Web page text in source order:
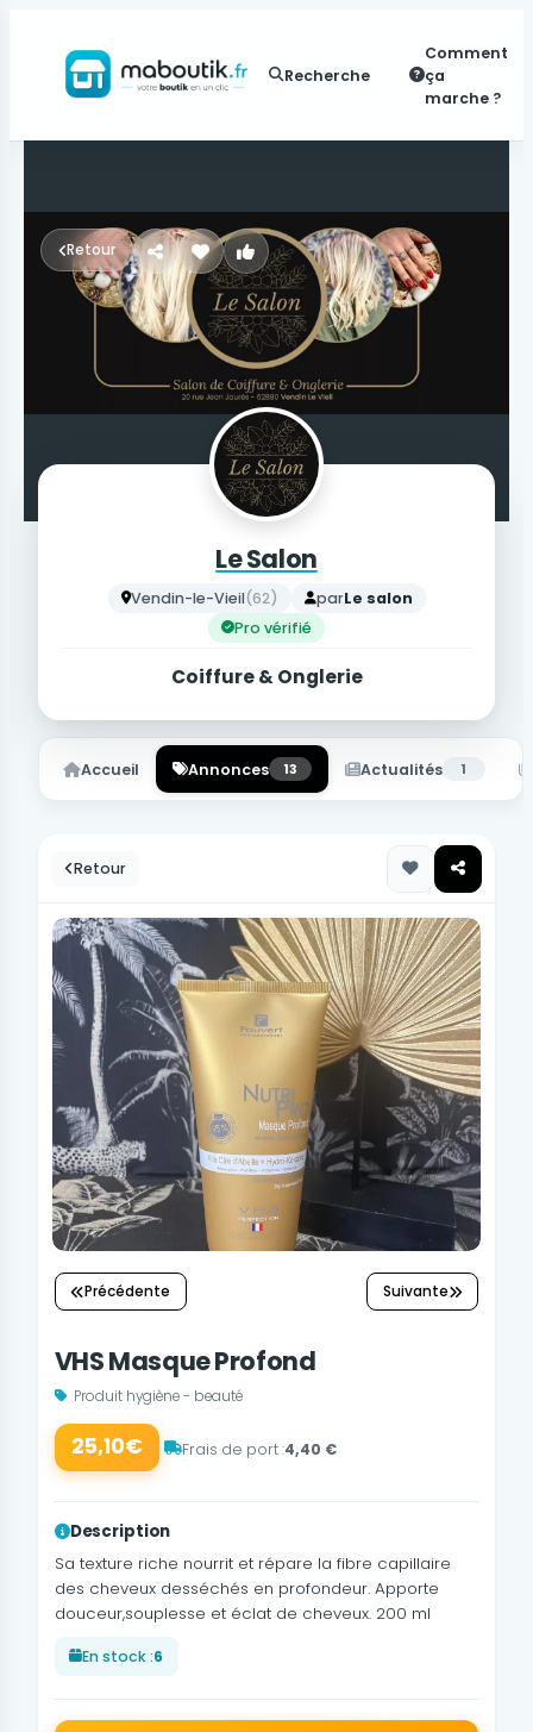
Recherche
Comment
ça
marche ?
Retour
Le Salon
Vendin-le-Vieil(62) parLe salon
Pro vérifié
Coiffure & Onglerie
Accueil Annonces 13 Actualités 1
Retour
Précédente Suivante
VHS Masque Profond
Produit hygiène - beauté
25,10€ Frais de port :4,40 €
Description
Sa texture riche nourrit et répare la fibre capillaire
des cheveux desséchés en profondeur. Apporte
douceur,souplesse et éclat de cheveux. 200 ml
En stock :6